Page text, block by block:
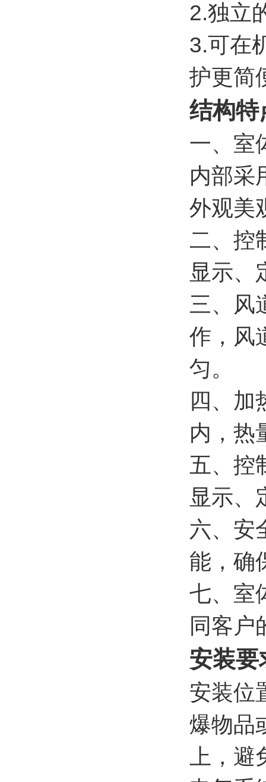
2.独立
3.可在
护更简
结构特
一、室
内部采
外观美
二、控
显示、
三、风
作，风
匀。
四、加
内，热
五、控
显示、
六、安
能，确
七、室
同客户
安装要
安装位
爆物品
上，